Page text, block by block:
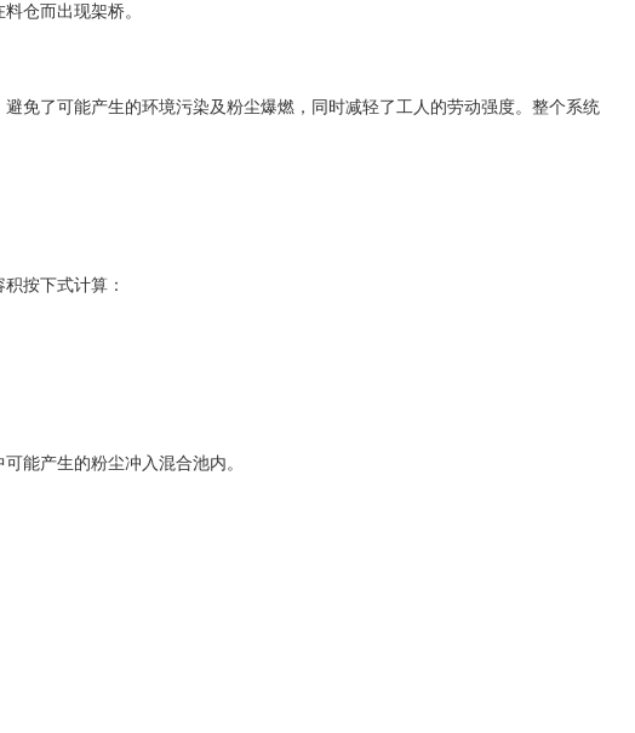
仓而出现架桥。
了可能产生的环境污染及粉尘爆燃，同时减轻了工人的劳动强度。整个系统
按下式计算：
能产生的粉尘冲入混合池内。